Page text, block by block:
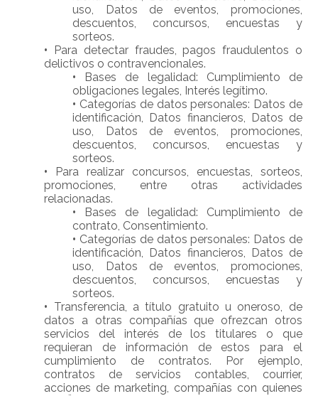
uso, Datos de eventos, promociones,
descuentos, concursos, encuestas y
sorteos.
• Para detectar fraudes, pagos fraudulentos o
delictivos o contravencionales.
• Bases de legalidad: Cumplimiento de
obligaciones legales, Interés legítimo.
• Categorías de datos personales: Datos de
identificación, Datos financieros, Datos de
uso, Datos de eventos, promociones,
descuentos, concursos, encuestas y
sorteos.
• Para realizar concursos, encuestas, sorteos,
promociones, entre otras actividades
relacionadas.
• Bases de legalidad: Cumplimiento de
contrato, Consentimiento.
• Categorías de datos personales: Datos de
identificación, Datos financieros, Datos de
uso, Datos de eventos, promociones,
descuentos, concursos, encuestas y
sorteos.
• Transferencia, a título gratuito u oneroso, de
datos a otras compañías que ofrezcan otros
servicios del interés de los titulares o que
requieran de información de estos para el
cumplimiento de contratos. Por ejemplo,
contratos de servicios contables, courrier,
acciones de marketing, compañías con quienes